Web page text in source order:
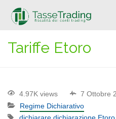
Tariffe Etoro
4.97K views
7 Ottobre
Regime Dichiarativo